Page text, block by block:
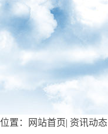
位置： 网站首页| 资讯动态